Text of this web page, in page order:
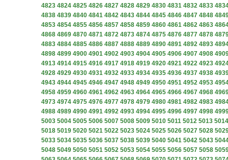
4823 4824 4825 4826 4827 4828 4829 4830 4831 4832 4833
4838 4839 4840 4841 4842 4843 4844 4845 4846 4847 4848
4853 4854 4855 4856 4857 4858 4859 4860 4861 4862 4863
4868 4869 4870 4871 4872 4873 4874 4875 4876 4877 4878
4883 4884 4885 4886 4887 4888 4889 4890 4891 4892 4893
4898 4899 4900 4901 4902 4903 4904 4905 4906 4907 4908
4913 4914 4915 4916 4917 4918 4919 4920 4921 4922 4923
4928 4929 4930 4931 4932 4933 4934 4935 4936 4937 4938
4943 4944 4945 4946 4947 4948 4949 4950 4951 4952 4953
4958 4959 4960 4961 4962 4963 4964 4965 4966 4967 4968
4973 4974 4975 4976 4977 4978 4979 4980 4981 4982 4983
4988 4989 4990 4991 4992 4993 4994 4995 4996 4997 4998
5003 5004 5005 5006 5007 5008 5009 5010 5011 5012 5013 5014
5018 5019 5020 5021 5022 5023 5024 5025 5026 5027 5028
5033 5034 5035 5036 5037 5038 5039 5040 5041 5042 5043
5048 5049 5050 5051 5052 5053 5054 5055 5056 5057 5058